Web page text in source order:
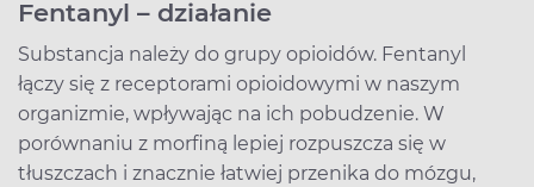
Fentanyl – działanie
Substancja należy do grupy opioidów. Fentanyl
łączy się z receptorami opioidowymi w naszym
organizmie, wpływając na ich pobudzenie. W
porównaniu z morfiną lepiej rozpuszcza się w
tłuszczach i znacznie łatwiej przenika do mózgu,